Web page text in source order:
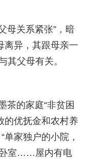
母关系紧张”，暗
离异，其跟母亲一
其父母有关。
茶的家庭“非贫困
的优抚金和农村养
单家独户的小院，
卧室……屋内有电